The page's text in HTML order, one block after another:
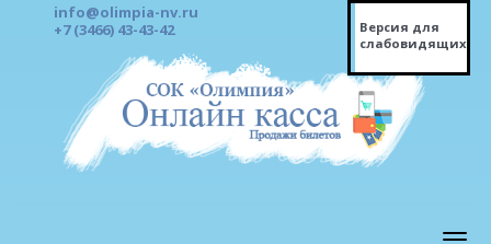
info@olimpia-nv.ru
+7 (3466) 43-43-42
Версия для
слабовидящих